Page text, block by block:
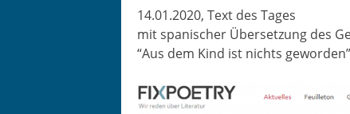
14.01.2020, Text des Tages
mit spanis­ch­er Über­set­zung des
“Aus dem Kind ist nichts geworden”